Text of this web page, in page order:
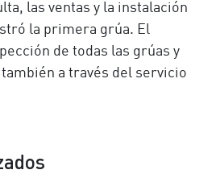
las ventas y la instalación
la primera grúa. El
de todas las grúas y
a través del servicio